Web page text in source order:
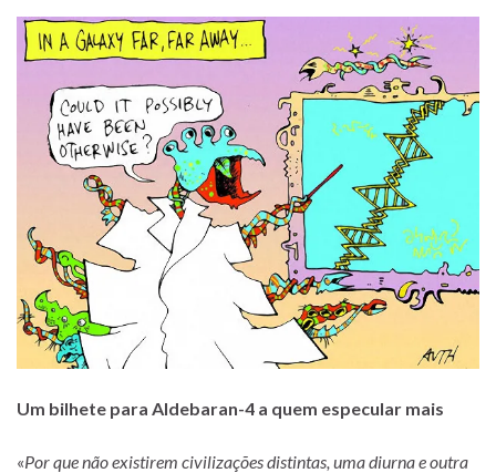
Um bi­lhete para Aldebaran-4 a quem es­pe­cu­lar mais
«Por que não exis­ti­rem ci­vi­li­za­ções dis­tin­tas, uma diurna e ou­tra